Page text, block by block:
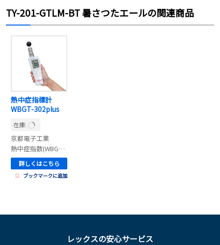
TY-201-GTLM-BT 暑さつたエールの関連商品
熱中症指標計
WBGT-302plus
在庫:
京都電子工業
熱中症指数(WBGT)測定器
詳しくはこちら
ブックマークに追加
レックスの安心サービス